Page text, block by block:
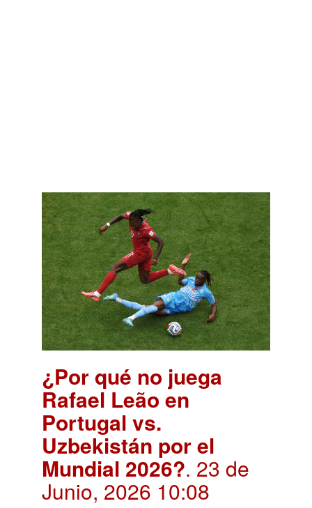
¿Por qué no juega
Rafael Leão en
Portugal vs.
Uzbekistán por el
Mundial 2026?. 23 de
Junio, 2026 10:08